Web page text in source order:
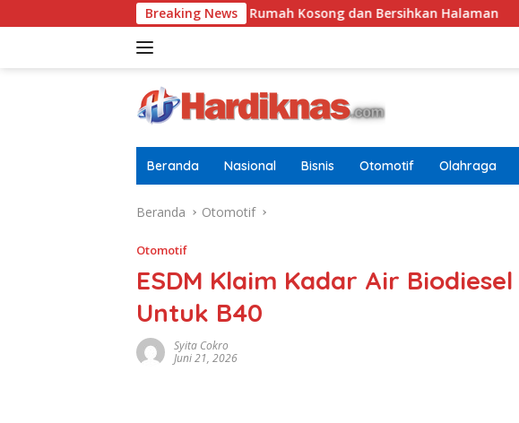
ke
Breaking News
Tugasnya Jaga Rumah Kosong dan Bersihkan Halaman
Beranda Nasional Bisnis Otomotif Olahraga
Beranda Otomotif
Otomotif
ESDM Klaim Kadar Air
Untuk B40
Syita Cokro
Juni 21, 2026